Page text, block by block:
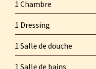
1 Chambre
1 Dressing
1 Salle de douche